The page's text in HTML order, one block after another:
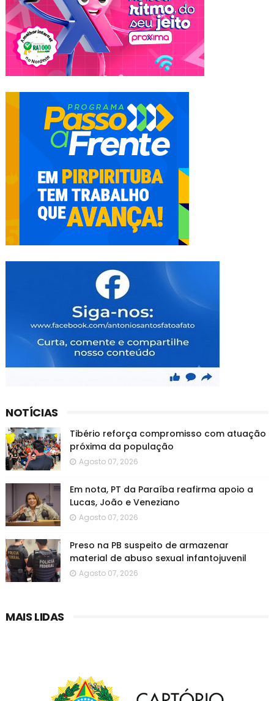
NOTÍCIAS
Tibério reforça compromisso com atuação
próxima da população
Agosto 07, 2026
Em nota, PT da Paraíba reafirma apoio a
Lucas, João e Veneziano
Agosto 07, 2026
Preso na PB suspeito de armazenar
material de abuso sexual infantojuvenil
Agosto 07, 2026
MAIS LIDAS